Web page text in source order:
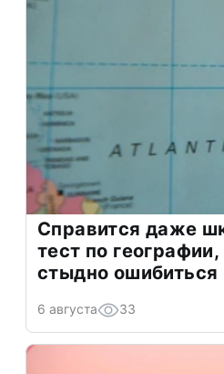
Справится даже
тест по
стыдно ошибиться
6 августа 33